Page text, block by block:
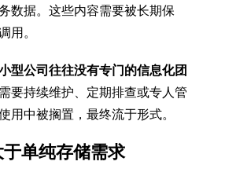
数据。这些内容需要被长期保
用。
型公司往往没有专门的信息化团
要持续维护、定期排查或专人管
用中被搁置，最终流于形式。
单纯存储需求